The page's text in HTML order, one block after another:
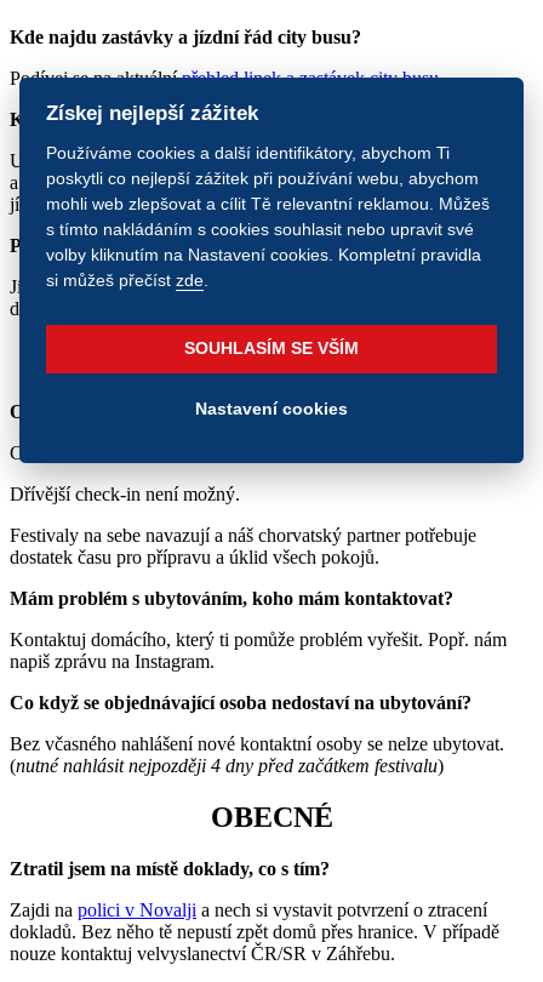
Kde najdu zastávky a jízdní řád city busu?
Podívej se na aktuálnípřehled linek a zastávek city busu.
Kolik stojí a kde se platí jedna jízda city busem?
Upozorňujeme, že city busy mají omezenou kapacitu
a upřednostňují držitele vícedenního jízdné. Cena jedné zpáteční
jízdy 7 €, platí se kartou u řidiče při nástupu do city busu.
Půjde city bus dokoupit i na místě?
Jízdné na city bus lze zakoupit i
den festivalu.
UBYTOVÁNÍ
Od kdy je možné se ubytovat?
Check-in na ubytování probíhá v čase 15:00–21:00.
Dřívější check-in není možný.
Festivaly na sebe navazují a náš chorvatský partner potřebuje
dostatek času pro přípravu a úklid všech pokojů.
Mám problém s ubytováním, koho mám kontaktovat?
Kontaktuj domácího, který ti pomůže problém vyřešit. Popř. nám
napiš zprávu na Instagram.
Co když se objednávající osoba nedostaví na ubytování?
Bez včasného nahlášení nové kontaktní osoby se nelze ubytovat.
(nutné nahlásit nejpozději 4 dny před začátkem festivalu)
OBECNÉ
Ztratil jsem na místě doklady, co s tím?
Zajdi na polici v Novalji a nech si vystavit potvrzení o ztracení
dokladů. Bez něho tě nepustí zpět domů přes hranice. V případě
nouze kontaktuj velvyslanectví ČR/SR v Záhřebu.
Získej nejlepší zážitek
Používáme cookies a další identifikátory, abychom Ti
poskytli co nejlepší zážitek při používání webu, abychom
mohli web zlepšovat a cílit Tě relevantní reklamou. Můžeš
s tímto nakládáním s cookies souhlasit nebo upravit své
volby kliknutím na Nastavení cookies. Kompletní pravidla
si můžeš přečístzde
SOUHLASÍM SE VŠÍM
Nastavení cookies